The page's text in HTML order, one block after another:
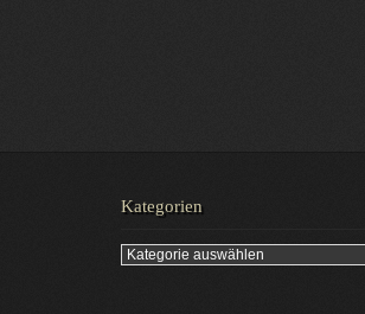
Kategorien
Kategorien